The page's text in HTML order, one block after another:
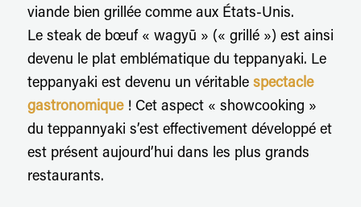
viande bien grillée comme aux États-Unis.
Le steak de bœuf « wagyū » (« grillé ») est ainsi
devenu le plat emblématique du teppanyaki. Le
teppanyaki est devenu un véritable spectacle
gastronomique! Cet aspect « showcooking »
du teppannyaki s’est effectivement développé et
est présent aujourd’hui dans les plus grands
restaurants.